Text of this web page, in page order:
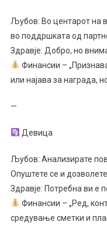
Љубов: Во центарот на
во поддршката од
Здравје: Добро, но
Финансии –
или најава за награда,
—
Девица
Љубов: Анализирате
Опуштете се и
Здравје: Потребна ви е
Финансии – „Ред,
средување сметки и